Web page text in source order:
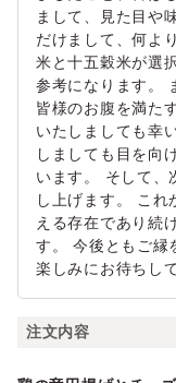
まして、見た目や
だけまして、何よ
米と十五穀米が選
参考になります。
皆様のお腹を満た
いたしましても幸
しましても目を向
います。 そして、
し上げます。 これ
える存在であり続
す。 今後ともご縁
楽しみにお待ちし
注文内容